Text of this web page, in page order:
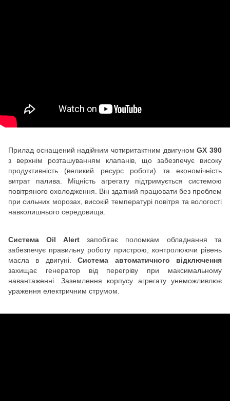
Прилад оснащений надійним чотиритактним двигуномGX 390
з верхнім розташуванням клапанів, що забезпечує високу
продуктивність (великий ресурс роботи) та економічність
витрат палива. Міцність агрегату підтримується системою
повітряного охолодження. Він здатний працювати без проблем
при сильних морозах, високій температурі повітря та вологості
навколишнього середовища.
Система Oil Alert запобігає поломкам обладнання та
забезпечує правильну роботу пристрою, контролюючи рівень
масла в двигуні.Система автоматичного відключення
захищає генератор від перегріву при максимальному
навантаженні. Заземлення корпусу агрегату унеможливлює
ураження електричним струмом.